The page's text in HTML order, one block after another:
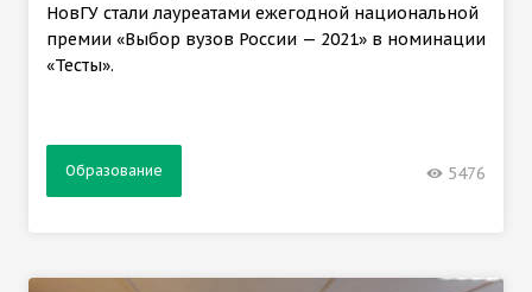
НовГУ стали лауреатами ежегодной национальной
премии «Выбор вузов России — 2021» в номинации
«Тесты».
Образование 5476